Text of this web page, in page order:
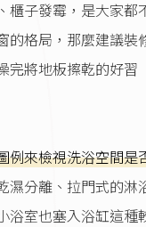
櫃子發霉，是大家都
的格局，那麼建議裝
完將地板擦乾的好習
例來檢視洗浴空間是
濕分離、拉門式的淋
浴室也塞入浴缸這種